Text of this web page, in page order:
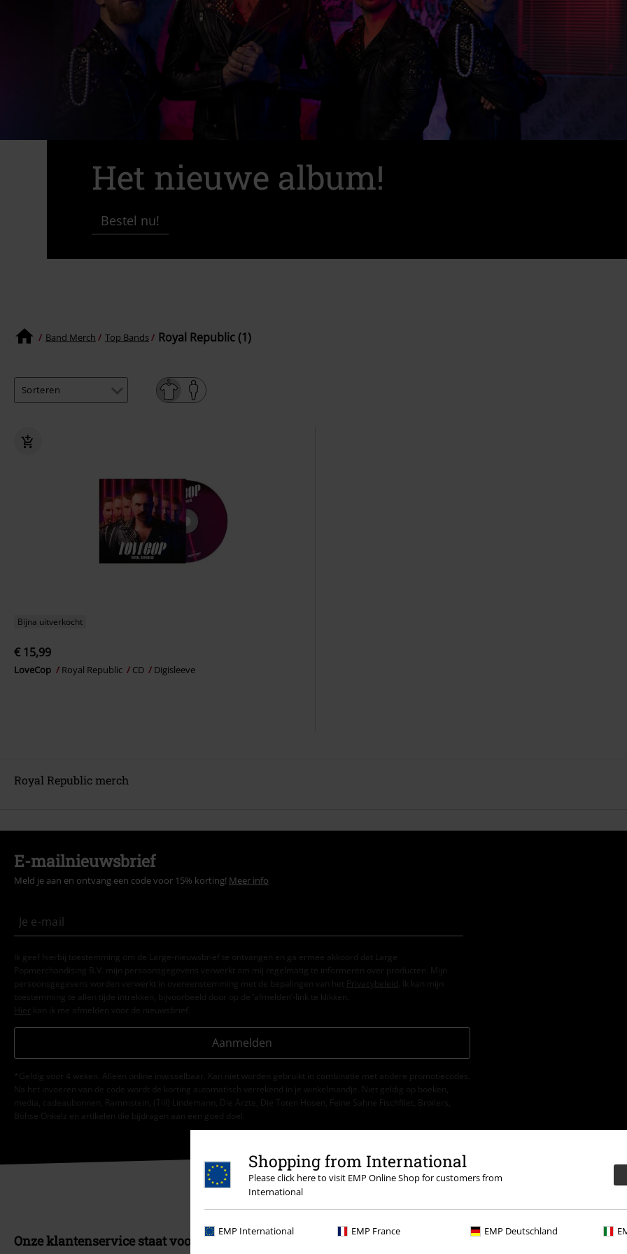
Shopping from International
Please click here to visit EMP Online Shop for customers from
International
EMP International EMP France EMP Deutschland
Het nieuwe album!
Bestel nu!
Band Merch Top Bands Royal Republic (1)
Bijna uitverkocht
€ 15,99
LoveCop Royal Republic CD Digisleeve
Royal Republic merch
E-mailnieuwsbrief
Meld je aan en ontvang een code voor 15% korting! Meer info
Ik geef hierbij toestemming om de Large-nieuwsbrief te ontvangen en ga ermee akkoord dat Large
Popmerchandising B.V. mijn persoonsgegevens verwerkt om mij regelmatig te informeren over producten. Mijn
persoonsgegevens worden verwerkt in overeenstemming met de bepalingen van het
Privacybeleid . Ik kan mijn
toestemming te allen tijde intrekken, bijvoorbeeld door op de ‘afmelden’-link te klikken.
Hier kan ik me afmelden voor de nieuwsbrief.
Aanmelden
*Geldig voor 4 weken. Alleen online inwisselbaar. Kan niet worden gebruikt in combinatie met andere promotiecodes.
Na het invoeren van de code wordt de korting automatisch verrekend in je winkelmandje. Niet geldig op boeken,
media, cadeaubonnen, Rammstein, (Till) Lindemann, Die Ärzte, Die Toten Hosen, Feine Sahne Fischfilet, Broilers,
Böhse Onkelz en artikelen die bijdragen aan een goed doel.
Onze klantenservice staat voor je klaar